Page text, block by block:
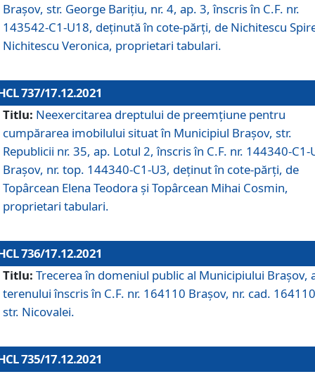
Braşov, str. George Barițiu, nr. 4, ap. 3, înscris în C.F. nr.
143542-C1-U18, deținută în cote-părți, de Nichitescu
Nichitescu Veronica, proprietari tabulari.
737/17.12.2021
Titlu: Neexercitarea dreptului de preemţiune pentru
cumpărarea imobilului situat în Municipiul Braşov, str.
Republicii nr. 35, ap. Lotul 2, înscris în C.F. nr. 144340-C1-
Brașov, nr. top. 144340-C1-U3, deținut în cote-părți, de
Topârcean Elena Teodora și Topârcean Mihai Cosmin,
proprietari tabulari.
736/17.12.2021
Titlu: Trecerea în domeniul public al Municipiului Braşov,
terenului înscris în C.F. nr. 164110 Brașov, nr. cad.
str. Nicovalei.
735/17.12.2021